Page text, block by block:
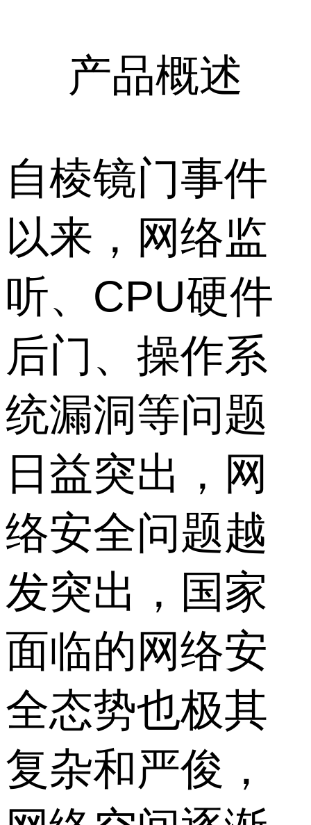
产品概述
自棱镜门事件
以来，网络监
听、CPU硬件
后门、操作系
统漏洞等问题
日益突出，网
络安全问题越
发突出，国家
面临的网络安
全态势也极其
复杂和严俊，